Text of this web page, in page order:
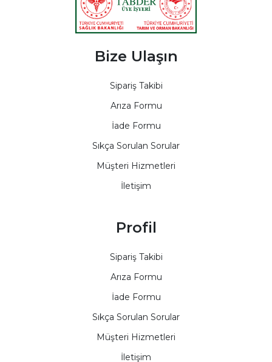
Bize Ulaşın
Sipariş Takibi
Arıza Formu
İade Formu
Sıkça Sorulan Sorular
Müşteri Hizmetleri
İletişim
Profil
Sipariş Takibi
Arıza Formu
İade Formu
Sıkça Sorulan Sorular
Müşteri Hizmetleri
İletişim